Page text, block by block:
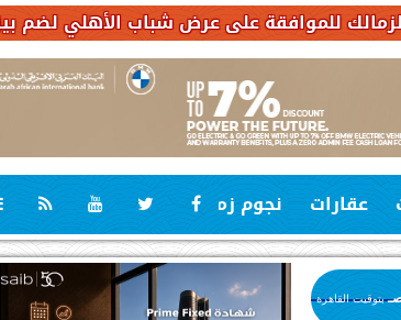
البنك على عرض شباب الأهلي لضم بيزيرا
عقارات نجوم زمان رياضة
بتوقيت القاهرة